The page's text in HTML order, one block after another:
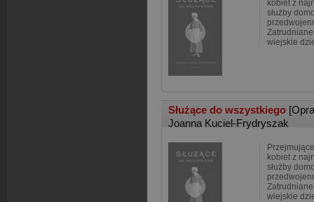
kobiet z
służby
wiejskie
Służące do wszystkiego
Joanna Kuciel-Frydryszak
kobiet z
służby
wiejskie